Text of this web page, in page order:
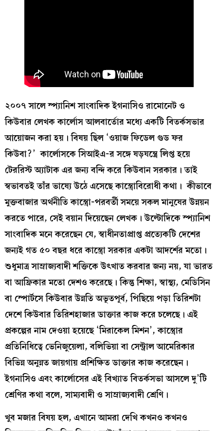
২০০৭ সালে স্প্যানিশ সাংবাদিক ইগনাসিও রামোনেট ও
কিউবার লেখক কার্লোস আলবার্তোর মধ্যে একটি বিতর্কসভার
আয়োজন করা হয়। বিষয় ছিল ‘ওয়াজ ফিডেল গুড ফর
কিউবা?’ কার্লোসকে সিআইএ-র সঙ্গে ষড়যন্ত্রে লিপ্ত হয়ে
টেররিস্ট অ্যাটাক এর জন্য বন্দি করে কিউবান সরকার। তাই
স্বভাবতই তাঁর ভাষ্যে উঠে এসেছে কাস্ত্রোবিরোধী কথা। কীভাবে
মুক্তবাজার অর্থনীতি কাস্ত্রো-পরবর্তী সময়ে সকল মানুষের উন্নয়ন
করতে পারে, সেই বয়ান দিয়েছেন লেখক। উল্টোদিকে স্প্যানিশ
সাংবাদিক মনে করেছেন যে, স্বাধীনতাপ্রাপ্ত প্রত্যেকটি দেশের
জন্যই গত ৫০ বছর ধরে কাস্ত্রো সরকার একটা আদর্শের মতো।
শুধুমাত্র সাম্রাজ্যবাদী শক্তিকে উৎখাত করবার জন্য নয়, যা ভারত
বা আফ্রিকার মতো দেশও করেছে। কিন্তু শিক্ষা, স্বাস্থ্য, মেডিসিন
বা স্পোর্টসে কিউবার উন্নতি অভূতপূর্ব, পিছিয়ে পড়া তিরিশটা
দেশে কিউবার তিরিশহাজার ডাক্তার কাজ করে চলেছে। এই
প্রকল্পের নাম দেওয়া হয়েছে ‘মিরাকেল মিশন’, কাস্ত্রোর
প্রতিনিধিত্বে ভেনিজুয়েলা, বলিভিয়া বা সেন্ট্রাল আমেরিকার
বিভিন্ন অনুন্নত জায়গায় প্রশিক্ষিত ডাক্তার কাজ করেছেন।
ইগনাসিও এবং কার্লোসের এই বিখ্যাত বিতর্কসভা আসলে দু’টি
শ্রেণির কথা বলে, সাম্যবাদী ও সাম্রাজ্যবাদী শ্রেণি।
খুব মজার বিষয় হল, এখানে আমরা দেখি কখনও কখনও